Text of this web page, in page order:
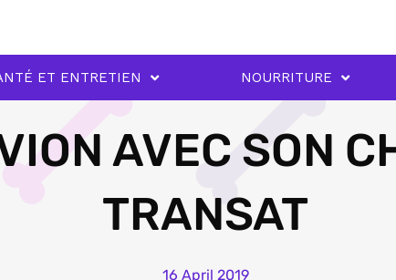
ET ENTRETIEN NOURRITURE
AVEC SON
TRANSAT
16 April 2019